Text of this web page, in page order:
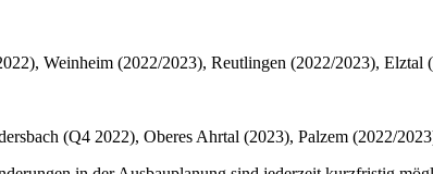
Weinheim (2022/2023), Reutlingen (2022/2023), Elztal
(Q4 2022), Oberes Ahrtal (2023), Palzem (2022/